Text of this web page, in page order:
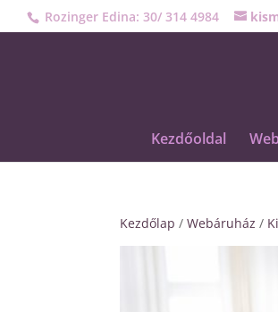
Rozinger Edina: 30/ 314 4984
Kezdőoldal
Kezdőlap /Webáruház /